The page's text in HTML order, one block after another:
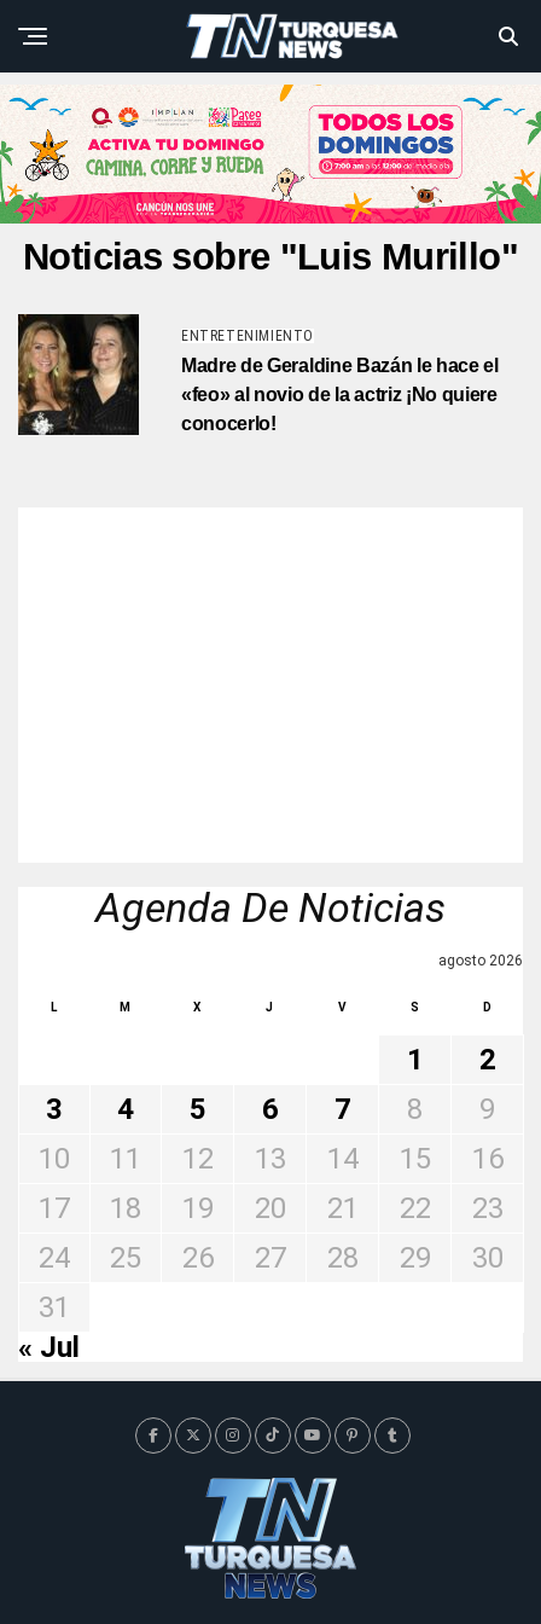
Noticias sobre "Luis Murillo"
ENTRETENIMIENTO
Madre de Geraldine Bazán le hace el
«feo» al novio de la actriz ¡No quiere
conocerlo!
Agenda De Noticias
agosto 2026
L M X J V S D
1
2
3
4 5 6 7 8
9
10
11 12 13 14 15
16
17
18 19 20 21 22
23
24
25 26 27 28 29
30
31
« Jul